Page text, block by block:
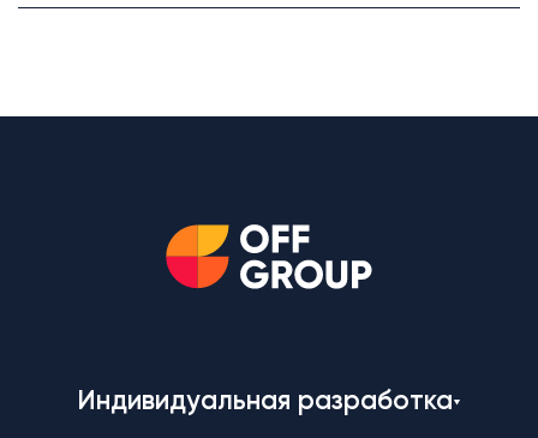
Индивидуальная разработка